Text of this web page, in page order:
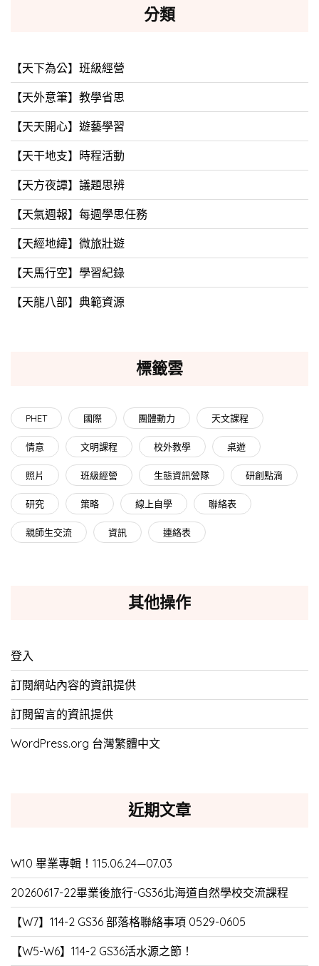
分類
【天下為公】班級經營
【天外意筆】教學省思
【天天開心】遊藝學習
【天干地支】時程活動
【天方夜譚】議題思辨
【天氣週報】每週學思任務
【天經地緯】微旅壯遊
【天馬行空】學習紀錄
【天龍八部】典範資源
標籤雲
PHET 國際 團體動力 天文課程
情意 文明課程 校外教學 桌遊
照片 班級經營 生態資訊營隊 研創點滴
研究 策略 線上自學 聯絡表
親師生交流 資訊 連絡表
其他操作
登入
訂閱網站內容的資訊提供
訂閱留言的資訊提供
WordPress.org 台灣繁體中文
近期文章
W10 畢業專輯！115.06.24—07.03
20260617-22畢業後旅行-GS36北海道自然學校交流課程
【W7】114-2 GS36 部落格聯絡事項 0529-0605
【W5-W6】114-2 GS36活水源之節！